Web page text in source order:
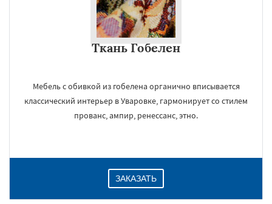
Ткань Гобелен
Мебель с обивкой из гобелена органично вписывается
классический интерьер в Уваровке, гармонирует со стилем
прованс, ампир, ренессанс, этно.
ЗАКАЗАТЬ